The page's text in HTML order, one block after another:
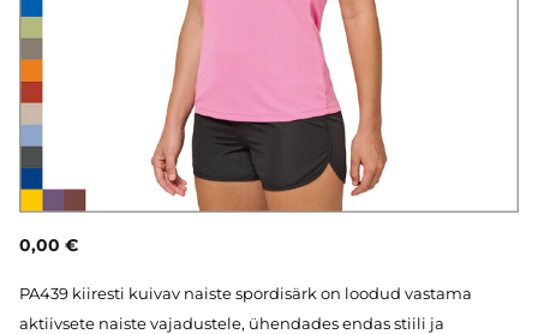
0,00 €
PA439 kiiresti kuivav naiste spordisärk on loodud vastama
aktiivsete naiste vajadustele, ühendades endas stiili ja